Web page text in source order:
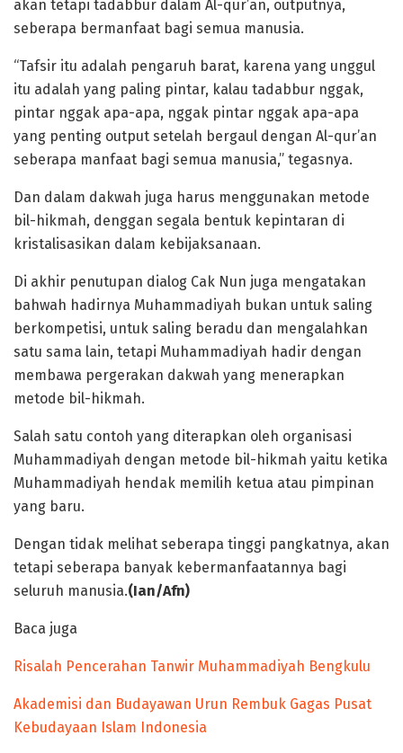
akan tetapi tadabbur dalam Al-qur’an, outputnya,
seberapa bermanfaat bagi semua manusia.
“Tafsir itu adalah pengaruh barat, karena yang unggul
itu adalah yang paling pintar, kalau tadabbur nggak,
pintar nggak apa-apa, nggak pintar nggak apa-apa
yang penting output setelah bergaul dengan Al-qur’an
seberapa manfaat bagi semua manusia,” tegasnya.
Dan dalam dakwah juga harus menggunakan metode
bil-hikmah, denggan segala bentuk kepintaran di
kristalisasikan dalam kebijaksanaan.
Di akhir penutupan dialog Cak Nun juga mengatakan
bahwah hadirnya Muhammadiyah bukan untuk saling
berkompetisi, untuk saling beradu dan mengalahkan
satu sama lain, tetapi Muhammadiyah hadir dengan
membawa pergerakan dakwah yang menerapkan
metode bil-hikmah.
Salah satu contoh yang diterapkan oleh organisasi
Muhammadiyah dengan metode bil-hikmah yaitu ketika
Muhammadiyah hendak memilih ketua atau pimpinan
yang baru.
Dengan tidak melihat seberapa tinggi pangkatnya, akan
tetapi seberapa banyak kebermanfaatannya bagi
seluruh manusia.(Ian/Afn)
Baca juga
Risalah Pencerahan Tanwir Muhammadiyah Bengkulu
Akademisi dan Budayawan Urun Rembuk Gagas Pusat
Kebudayaan Islam Indonesia